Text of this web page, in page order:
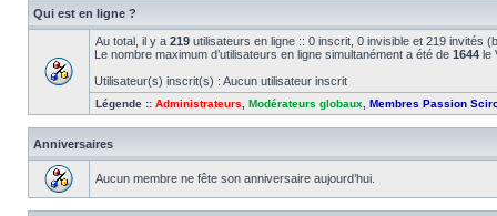
Qui est en ligne ?
Au total, il y a 219 utilisateurs en ligne :: 0 inscrit, 0 invisible et 219 invités
Le nombre maximum d’utilisateurs en ligne simultanément a été de 1644 le
Utilisateur(s) inscrit(s) : Aucun utilisateur inscrit
Légende :: Administrateurs Modérateurs globaux Membres Passion
Anniversaires
Aucun membre ne fête son anniversaire aujourd’hui.